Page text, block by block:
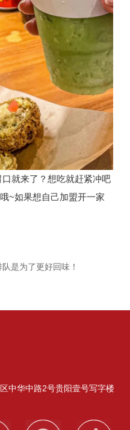
就来了？想吃就赶紧冲吧
~如果想自己加盟开一家
是为了更好回味！
中华中路2号贵阳壹号写字楼